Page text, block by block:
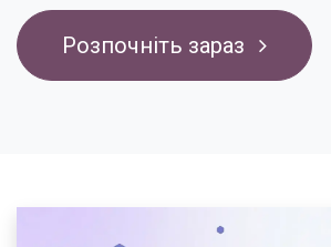
Розпочніть зараз